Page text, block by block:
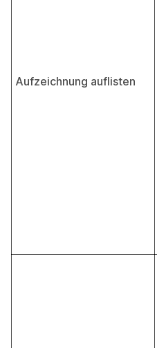
Aufzeichnung auflisten